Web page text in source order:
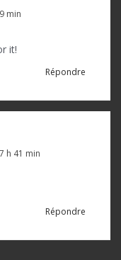
min
it!
Répondre
h 41 min
Répondre